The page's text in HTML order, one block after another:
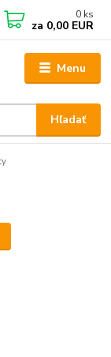
Menu
Hľadať
0 ks
za 0,00 EUR